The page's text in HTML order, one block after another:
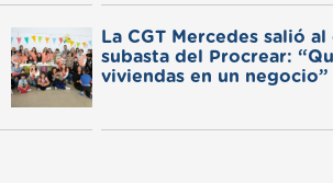
La CGT Mercedes salió
subasta del Procrear:
viviendas en un negocio”